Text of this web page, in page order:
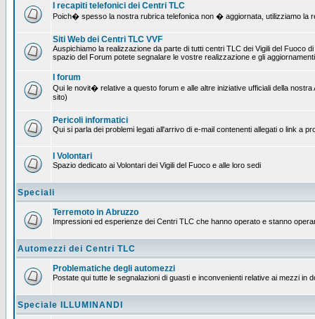
I recapiti telefonici dei Centri TLC
Poich� spesso la nostra rubrica telefonica non � aggiornata, utilizziamo la
Siti Web dei Centri TLC VVF
Auspichiamo la realizzazione da parte di tutti centri TLC dei Vigili del Fuoco
spazio del Forum potete segnalare le vostre realizzazione e gli
I forum
Qui le novit� relative a questo forum e alle altre iniziative ufficiali della
sito)
Pericoli informatici
Qui si parla dei problemi legati all'arrivo di e-mail contenenti allegati o link a
I Volontari
Spazio dedicato ai Volontari dei Vigili del Fuoco e alle loro sedi
Speciali
Terremoto in Abruzzo
Impressioni ed esperienze dei Centri TLC che hanno operato e stanno
Automezzi dei Centri TLC
Problematiche degli automezzi
Postate qui tutte le segnalazioni di guasti e inconvenienti relative ai mezzi in
Speciale ILLUMINANDI